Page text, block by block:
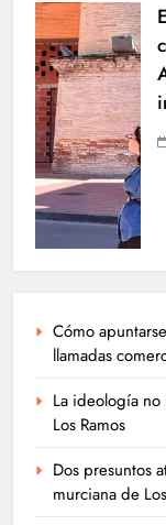
Cómo
llamadas
La ideología no
Los Ramos
Dos presuntos
murciana de